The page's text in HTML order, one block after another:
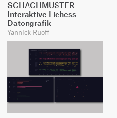
SCHACHMUSTER –
Interaktive Lichess-
Datengrafik
Yannick Ruoff